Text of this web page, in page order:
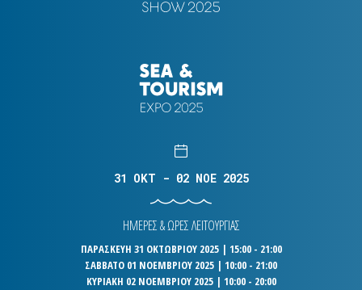
31 OKT - 02 NOE 2025
ΗΜΕΡΕΣ & ΩΡΕΣ ΛΕΙΤΟΥΡΓΙΑΣ
ΠΑΡΑΣΚΕΥΗ 31 ΟΚΤΩΒΡΙΟΥ 2025 | 15:00 - 21:00
ΣΑΒΒΑΤΟ 01 ΝΟΕΜΒΡΙΟΥ 2025 | 10:00 - 21:00
ΚΥΡΙΑΚΗ 02 ΝΟΕΜΒΡΙΟΥ 2025 | 10:00 - 20:00